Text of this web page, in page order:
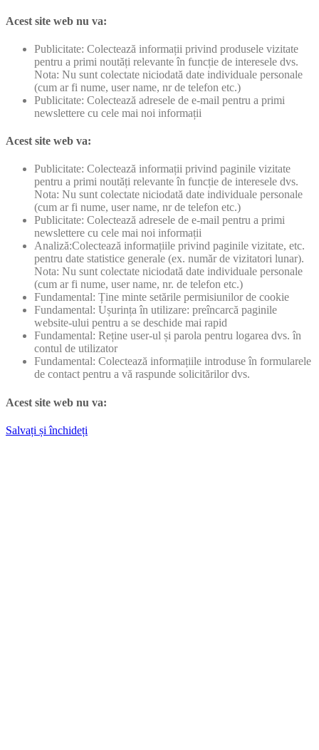
Acest site web nu va:
Publicitate: Colectează informații privind produsele vizitate
pentru a primi noutăți relevante în funcție de interesele dvs.
Nota: Nu sunt colectate niciodată date individuale personale
(cum ar fi nume, user name, nr de telefon etc.)
Publicitate: Colectează adresele de e-mail pentru a primi
newslettere cu cele mai noi informații
Acest site web va:
Publicitate: Colectează informații privind paginile vizitate
pentru a primi noutăți relevante în funcție de interesele dvs.
Nota: Nu sunt colectate niciodată date individuale personale
(cum ar fi nume, user name, nr de telefon etc.)
Publicitate: Colectează adresele de e-mail pentru a primi
newslettere cu cele mai noi informații
Analiză:Colectează informațiile privind paginile vizitate, etc.
pentru date statistice generale (ex. număr de vizitatori lunar).
Nota: Nu sunt colectate niciodată date individuale personale
(cum ar fi nume, user name, nr. de telefon etc.)
Fundamental: Ține minte setările permisiunilor de cookie
Fundamental: Ușurința în utilizare: preîncarcă paginile
website-ului pentru a se deschide mai rapid
Fundamental: Reține user-ul și parola pentru logarea dvs. în
contul de utilizator
Fundamental: Colectează informațiile introduse în formularele
de contact pentru a vă raspunde solicitărilor dvs.
Acest site web nu va:
Salvați și închideți